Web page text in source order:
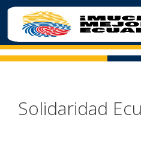
Solidaridad